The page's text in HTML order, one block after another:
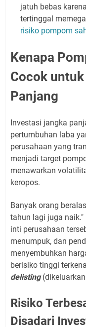
jatuh bebas
tertinggal
risiko pompom
Kenapa
Cocok
Panjang
Investasi jangka
pertumbuhan laba
perusahaan yang
menjadi target
menawarkan
keropos.
Banyak orang
tahun lagi juga
inti perusahaan
menumpuk, dan
menyembuhkan
berisiko tinggi
delisting
Risiko
Disadari